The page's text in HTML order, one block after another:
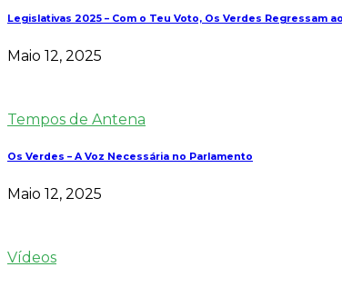
Legislativas 2025 – Com o Teu Voto, Os Verdes Regressam
Maio 12, 2025
Tempos de Antena
Os Verdes – A Voz Necessária no Parlamento
Maio 12, 2025
Vídeos